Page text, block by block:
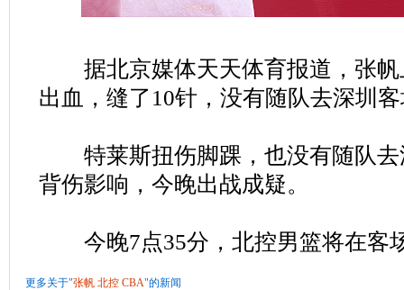
据北京媒体天天体育报道，张帆
出血，缝了10针，没有随队去深圳
特莱斯扭伤脚踝，也没有随队去
背伤影响，今晚出战成疑。
今晚7点35分，北控男篮将在客
更多关于"张帆 北控 CBA"的新闻